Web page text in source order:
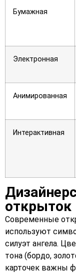
Бумажная
Электронная
Анимированная
Интерактивная
открыток
Современные
используют
силуэт ангела.
тона (бордо,
карточек важны